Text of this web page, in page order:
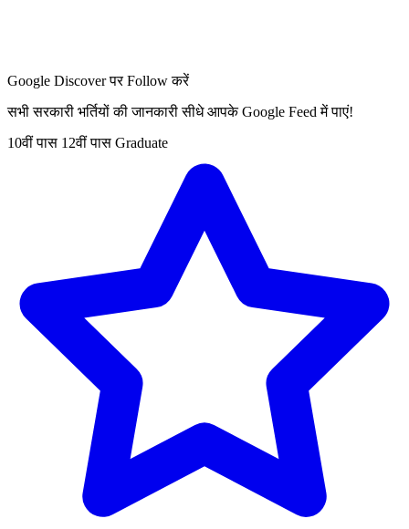
Google Discover पर Follow करें
सभी सरकारी भर्तियों की जानकारी सीधे आपके Google Feed में पाएं!
10वीं पास 12वीं पास Graduate